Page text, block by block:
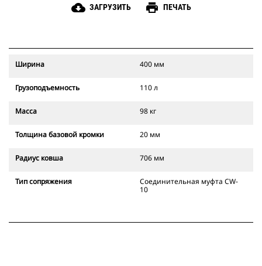
cloud_download ЗАГРУЗИТЬ print ПЕЧАТЬ
Ширина 400 мм
Грузоподъемность 110 л
Масса 98 кг
Толщина базовой кромки 20 мм
Радиус ковша 706 мм
Тип сопряжения
Соединительная муфта CW-
10